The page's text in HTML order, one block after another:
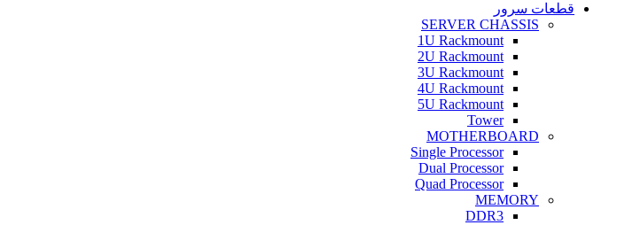
قطعات سرور
SERVER CHASSIS
1U Rackmount
2U Rackmount
3U Rackmount
4U Rackmount
5U Rackmount
Tower
MOTHERBOARD
Single Processor
Dual Processor
Quad Processor
MEMORY
DDR3